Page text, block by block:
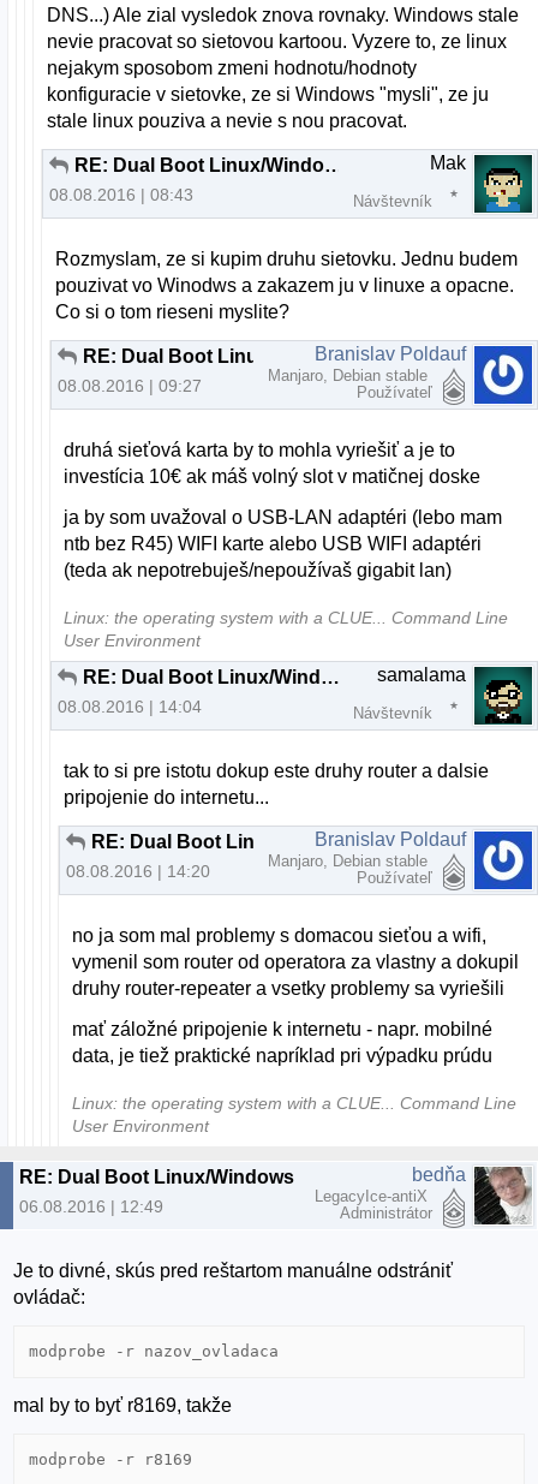
DNS...) Ale zial vysledok znova rovnaky. Windows stale
nevie pracovat so sietovou kartoou. Vyzere to, ze linux
nejakym sposobom zmeni hodnotu/hodnoty
konfiguracie v sietovke, ze si Windows "mysli", ze ju
stale linux pouziva a nevie s nou pracovat.
RE: Dual Boot Linux/Windows nefunkcna siet vo Windows
08.08.2016 | 08:43
Mak
Návštevník
Rozmyslam, ze si kupim druhu sietovku. Jednu budem
pouzivat vo Winodws a zakazem ju v linuxe a opacne.
Co si o tom rieseni myslite?
RE: Dual Boot Linux/Windows nefunkcna siet vo Windows
08.08.2016 | 09:27
Branislav Poldauf
Manjaro, Debian stable
Používateľ
druhá sieťová karta by to mohla vyriešiť a je to
investícia 10€ ak máš volný slot v matičnej doske
ja by som uvažoval o USB-LAN adaptéri (lebo mam
ntb bez R45) WIFI karte alebo USB WIFI adaptéri
(teda ak nepotrebuješ/nepoužívaš gigabit lan)
Linux: the operating system with a CLUE... Command Line
User Environment
RE: Dual Boot Linux/Windows nefunkcna siet vo Windows
08.08.2016 | 14:04
samalama
Návštevník
tak to si pre istotu dokup este druhy router a dalsie
pripojenie do internetu...
RE: Dual Boot Linux/Windows nefunkcna siet vo Windows
08.08.2016 | 14:20
Branislav Poldauf
Manjaro, Debian stable
Používateľ
no ja som mal problemy s domacou sieťou a wifi,
vymenil som router od operatora za vlastny a dokupil
druhy router-repeater a vsetky problemy sa vyriešili
mať záložné pripojenie k internetu - napr. mobilné
data, je tiež praktické napríklad pri výpadku prúdu
Linux: the operating system with a CLUE... Command Line
User Environment
06.08.2016 | 12:49
bedňa
LegacyIce-antiX
Administrátor
Je to divné, skús pred reštartom manuálne odstrániť
ovládač:
modprobe -r nazov_ovladaca
mal by to byť r8169, takže
modprobe -r r8169